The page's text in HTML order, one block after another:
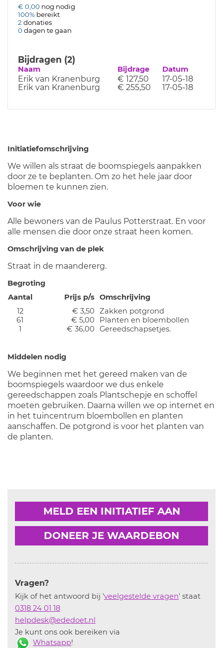
€ 0,00 nog nodig
100% bereikt
2 donaties
0dagen te gaan
Bijdragen (2)
Naam Bijdrage Datum
Erik van Kranenburg € 127,50
17-05-18
Erik van Kranenburg
€ 255,50 17-05-18
Initiatiefomschrijving
We willen als straat de boomspiegels aanpakken
door ze te beplanten. Om zo het hele jaar door
bloemen te kunnen zien.
Voor wie
Alle bewoners van de Paulus Potterstraat. En voor
alle mensen die door onze straat heen komen.
Omschrijving van de plek
Straat in de maandererg.
Begroting
Aantal
Prijs p/s Omschrijving
12
€ 3,50
Zakken potgrond
61
€ 5,00
Planten en bloembollen
1
€ 36,00 Gereedschapsetjes.
Middelen nodig
We beginnen met het gereed maken van de
boomspiegels waardoor we dus enkele
gereedschappen zoals Plantschepje en schoffel
moeten gebruiken. Daarna willen we op internet en
in het tuincentrum bloembollen en planten
aanschaffen. De potgrond is voor het planten van
de planten.
MELD EEN INITIATIEF AAN
DONEER JE WAARDEBON
Vragen?
Kijk of het antwoord bij 'veelgestelde vragen' staat
0318 24 01 18
helpdesk@ededoet.nl
Je kunt ons ook bereiken via
Whatsapp!